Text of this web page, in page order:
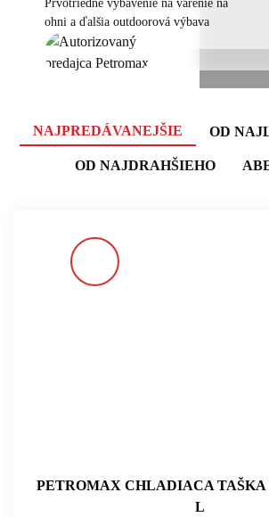
Prvotriedne vybavenie na varenie na
ohni a ďalšia outdoorová výbava
NAJPREDÁVANEJŠIE OD
OD NAJDRAHŠIEHO
PETROMAX CHLADIACA TAŠKA
L